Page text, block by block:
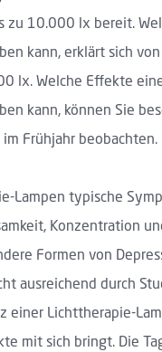
zu 10.000 lx bereit.
kann, erklärt sich
lx. Welche Effekte
kann, können Sie
Frühjahr beobachten.
Lampen typische
Konzentration
Formen von
ausreichend durch
einer Lichttherapie-
mit sich bringt. Die